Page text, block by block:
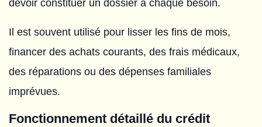
devoir constituer un dossier à chaque besoin.
Il est souvent utilisé pour lisser les fins de mois,
financer des achats courants, des frais médicaux,
des réparations ou des dépenses familiales
imprévues.
Fonctionnement détaillé du crédit